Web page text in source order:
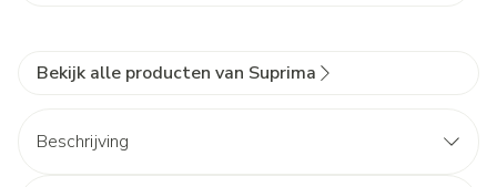
Bekijk alle producten van Suprima
Beschrijving